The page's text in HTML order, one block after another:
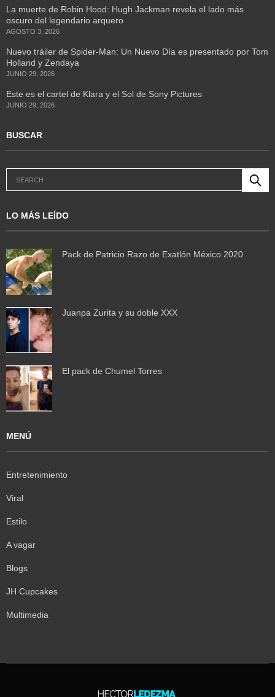
La muerte de Robin Hood: Hugh Jackman revela el lado más
oscuro del legendario arquero
AGOSTO 3, 2026
Nuevo tráiler de Spider-Man: Un Nuevo Día es presentado por Tom
Holland y Zendaya
JUNIO 29, 2026
Este es el cartel de Klara y el Sol de Sony Pictures
JUNIO 29, 2026
BUSCAR
LO MÁS LEÍDO
Pack de Patricio Razo de Exatlón México 2020
Juanpa Zurita y su doble XXX
El pack de Chumel Torres
MENÚ
Entretenimiento
Viral
Estilo
A vagar
Blogs
JH Cupcakes
Multimedia